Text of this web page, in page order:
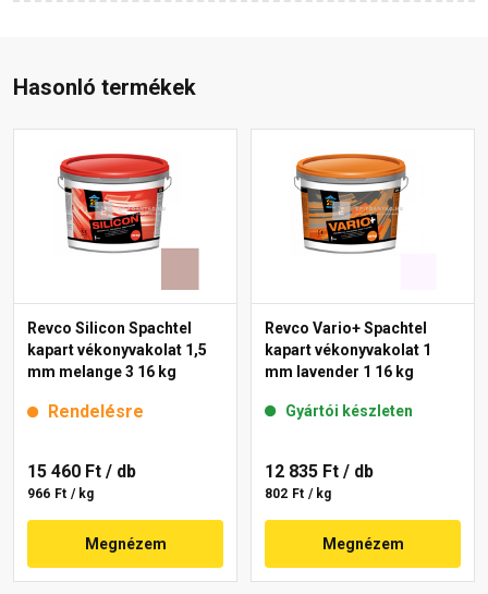
Hasonló termékek
Revco Silicon Spachtel
kapart vékonyvakolat 1,5
mm melange 3 16 kg
Rendelésre
15 460 Ft / db
966 Ft / kg
Megnézem
Revco Vario+ Spachtel
kapart vékonyvakolat 1
mm lavender 1 16 kg
Gyártói készleten
12 835 Ft / db
802 Ft / kg
Megnézem